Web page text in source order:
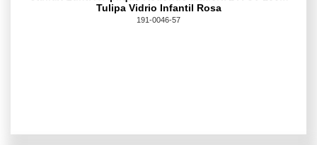
Tulipa Vidrio Infantil Rosa
191-0046-57